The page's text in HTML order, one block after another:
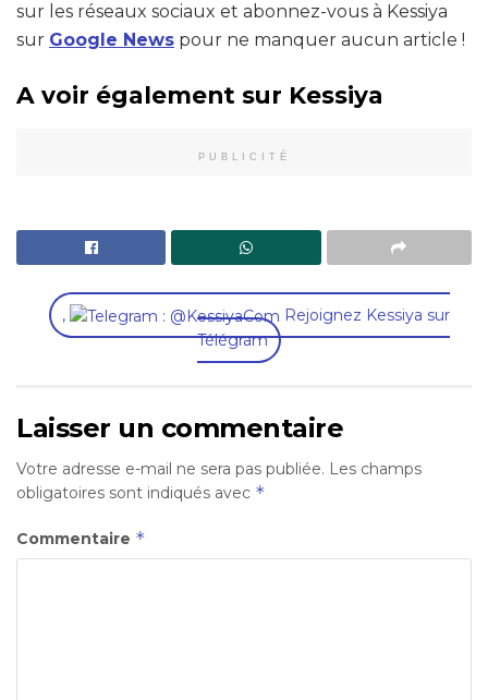
sur les réseaux sociaux et abonnez-vous à Kessiya
sur Google News pour ne manquer aucun article !
A voir également sur Kessiya
PUBLICITÉ
,
Rejoignez Kessiya sur
Télégram
Laisser un commentaire
Votre adresse e-mail ne sera pas publiée. Les champs
obligatoires sont indiqués avec *
Commentaire *